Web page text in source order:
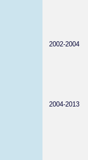
2002-2004
2004-2013